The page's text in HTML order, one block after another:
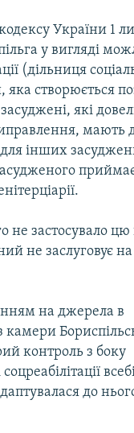
України 1
у вигляді
(дільниця
яка створюється
які
мають
для інших
не застосувало
не заслуговує на
на джерела в
контроль з боку
до